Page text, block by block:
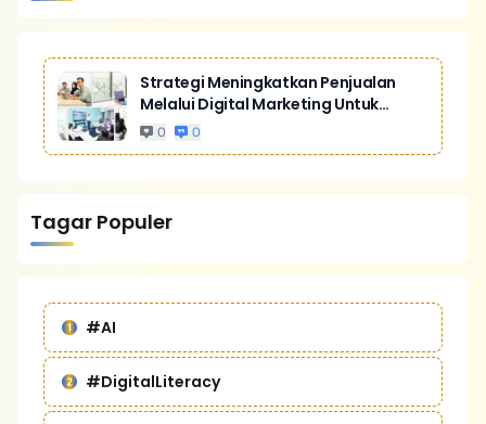
Strategi Meningkatkan Penjualan
Melalui Digital Marketing Untuk
Bisnis Yang Lebih Kompetitif
0 0
Tagar Populer
#AI
#DigitalLiteracy